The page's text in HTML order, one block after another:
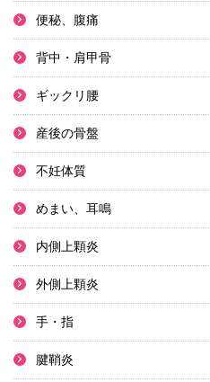
便秘、腹痛
背中・肩甲骨
ギックリ腰
産後の骨盤
不妊体質
めまい、耳鳴
内側上顆炎
外側上顆炎
手・指
腱鞘炎